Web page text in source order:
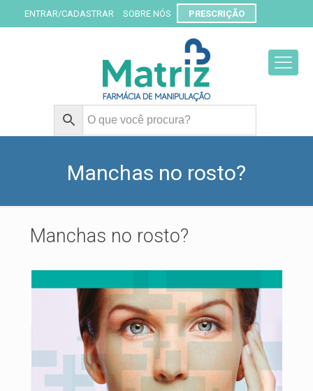
ENTRAR/CADASTRAR SOBRE NÓS PRESCRIÇÃO
Manchas no rosto?
Manchas no rosto?